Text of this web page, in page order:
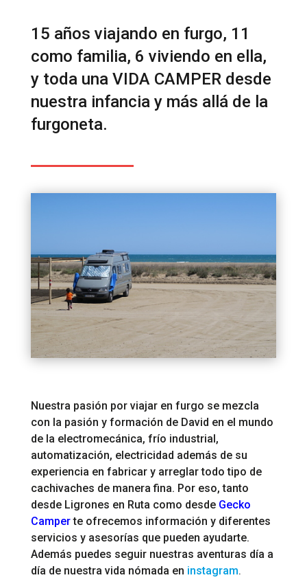
15 años viajando en furgo, 11
como familia, 6 viviendo en ella,
y toda una VIDA CAMPER desde
nuestra infancia y más allá de la
furgoneta.
Nuestra pasión por viajar en furgo se mezcla
con la pasión y formación de David en el mundo
de la electromecánica, frío industrial,
automatización, electricidad además de su
experiencia en fabricar y arreglar todo tipo de
cachivaches de manera fina. Por eso, tanto
desde Ligrones en Ruta como desde Gecko
Camperte ofrecemos información y diferentes
servicios y asesorías que pueden ayudarte.
Además puedes seguir nuestras aventuras día a
día de nuestra vida nómada en instagram.